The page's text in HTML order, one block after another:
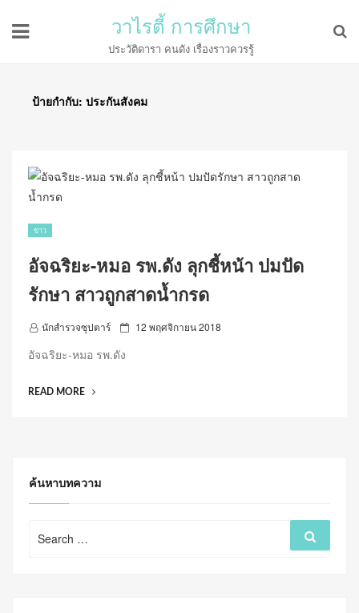
วาไรตี้ การศึกษา
ประวัติดารา คนดัง เรื่องราวควรรู้
ป้ายกำกับ: ประกันสังคม
ข่าว
อัจฉริยะ-หมอ รพ.ดัง ลุกชี้หน้า ปมปัด
รักษา สาวถูกสาดน้ำกรด
นักสำรวจซุปตาร์
P 12 พฤศจิกายน 2018
อัจฉริยะ-หมอ รพ.ดัง
READ MORE
“อัจฉริยะ-
ค้นหาบทความ
for:
Search